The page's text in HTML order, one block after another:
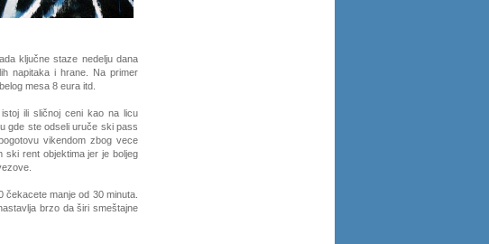
ključne staze nedelju dana
napitaka i hrane. Na primer
mesa 8 eura itd.
ili sličnoj ceni kao na licu
gde ste odseli uruče ski pass
vikendom zbog vece
ski rent objektima jer je boljeg
manje od 30 minuta.
brzo da širi smeštajne